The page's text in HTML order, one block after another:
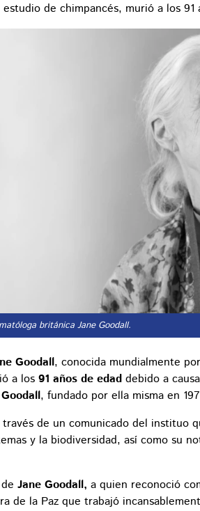
de chimpancés, murió a los 91
británica Jane Goodall.
Goodall, conocida mundialmente
a los 91 años de edad debido a
, fundado por ella misma en
de un comunicado del instituo
y la biodiversidad, así como su
Jane Goodall, a quien reconoció
de la Paz que trabajó